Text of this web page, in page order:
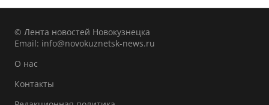
© Лента новостей Новокузнецка
Email: info@novokuznetsk-news.ru
О нас
Контакты